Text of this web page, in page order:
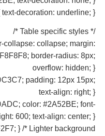
text-decoration: underline; }
/* Table specific styles */
collapse: collapse; margin:
border-radius: 8px;
overflow: hidden; }
padding: 12px 15px;
text-align: right; }
color: #2A52BE; font-
600; text-align: center; }
} /* Lighter background